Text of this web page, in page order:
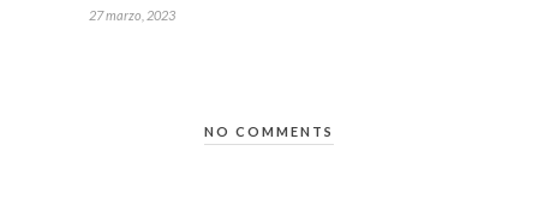
27 marzo, 2023
NO COMMENTS